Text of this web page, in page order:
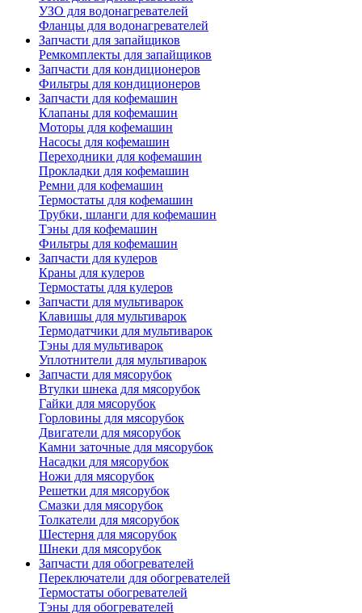
УЗО для водонагревателей
Фланцы для водонагревателей
Запчасти для запайщиков
Ремкомплекты для запайщиков
Запчасти для кондиционеров
Фильтры для кондиционеров
Запчасти для кофемашин
Клапаны для кофемашин
Моторы для кофемашин
Насосы для кофемашин
Переходники для кофемашин
Прокладки для кофемашин
Ремни для кофемашин
Термостаты для кофемашин
Трубки, шланги для кофемашин
Тэны для кофемашин
Фильтры для кофемашин
Запчасти для кулеров
Краны для кулеров
Термостаты для кулеров
Запчасти для мультиварок
Клавишы для мультиварок
Термодатчики для мультиварок
Тэны для мультиварок
Уплотнители для мультиварок
Запчасти для мясорубок
Втулки шнека для мясорубок
Гайки для мясорубок
Горловины для мясорубок
Двигатели для мясорубок
Камни заточные для мясорубок
Насадки для мясорубок
Ножи для мясорубок
Решетки для мясорубок
Смазки для мясорубок
Толкатели для мясорубок
Шестерня для мясорубок
Шнеки для мясорубок
Запчасти для обогревателей
Переключатели для обогревателей
Термостаты обогревателей
Тэны для обогревателей